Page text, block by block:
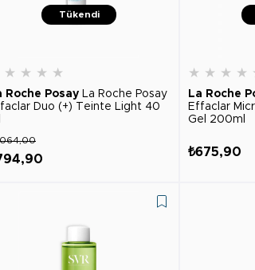
Tükendi
★ ★ ★ ★
Roche Posay La Roche Posay
Duo (+) Teinte Light 40
★ ★ ★ ★
La Roche
Effaclar
Gel 200ml
₺675,90